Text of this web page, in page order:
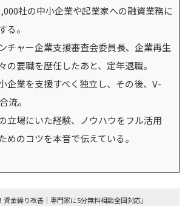
社の中小企業や起業家への融資業務に
る。
チャー企業支援審査会委員長、企業再生
の要職を歴任したあと、定年退職。
企業を支援すべく独立し、その後、V-
流。
立場にいた経験、ノウハウをフル活用
めのコツを本音で伝えている。
資金繰り改善｜専門家に5分無料相談全国対応」